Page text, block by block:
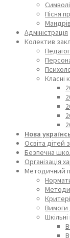
Пісня
Адміністрація
Колектив
Класні
Нова
Освіта дітей
Безпечна
Організація
Методичний
Вимоги